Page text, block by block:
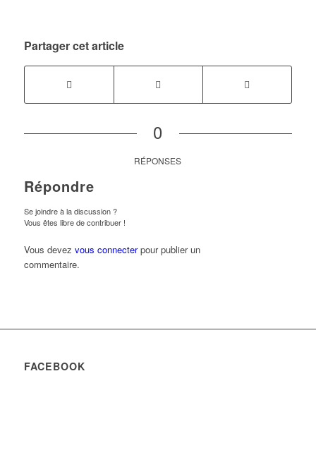
Partager cet article
0
RÉPONSES
Répondre
Se joindre à la discussion ?
Vous êtes libre de contribuer !
Vous devez vous connecterpour publier un
commentaire.
FACEBOOK